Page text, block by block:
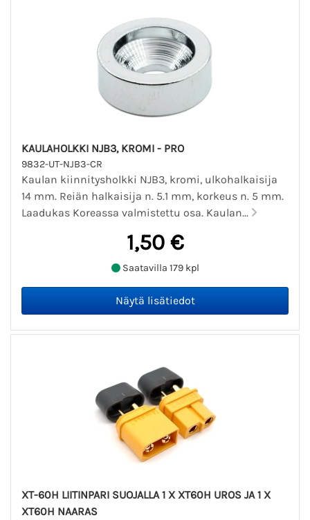
KAULAHOLKKI NJB3, KROMI - PRO
9832-UT-NJB3-CR
Kaulan kiinnitysholkki NJB3, kromi, ulkohalkaisija
14 mm. Reiän halkaisija n. 5.1 mm, korkeus n. 5 mm.
Laadukas Koreassa valmistettu osa. Kaulan...
1,50 €
Saatavilla 179 kpl
XT-60H LIITINPARI SUOJALLA 1 X XT60H UROS JA 1 X
XT60H NAARAS